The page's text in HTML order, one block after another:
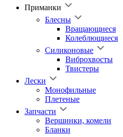
Приманки
Блесны
Вращающиеся
Колеблющиеся
Силиконовые
Виброхвосты
Твистеры
Лески
Монофильные
Плетеные
Запчасти
Вершинки, комели
Бланки